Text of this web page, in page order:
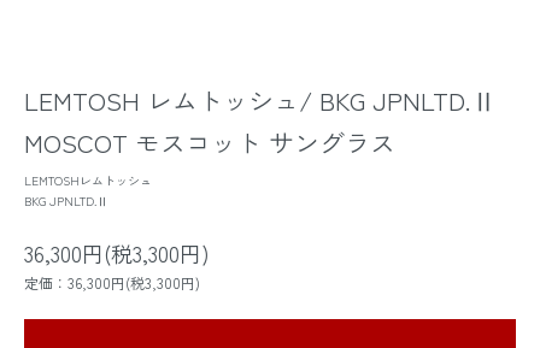
LEMTOSH レムトッシュ/ BKG JPNLTD.Ⅱ
MOSCOT モスコット サングラス
LEMTOSHレムトッシュ
BKG JPNLTD.Ⅱ
36,300円(税3,300円)
定価：36,300円(税3,300円)